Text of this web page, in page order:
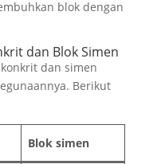
blok dengan
dan Blok Simen
dan simen
Berikut
Blok simen